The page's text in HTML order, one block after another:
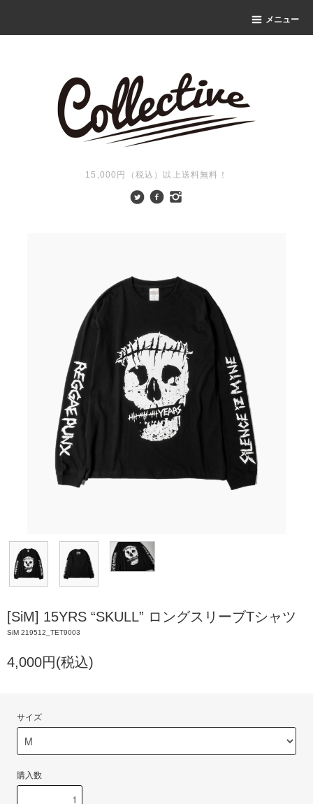
メニュー
15,000円（税込）以上送料無料！
[SiM] 15YRS “SKULL” ロングスリーブTシャツ
SiM 219512_TET9003
4,000円(税込)
サイズ
購入数